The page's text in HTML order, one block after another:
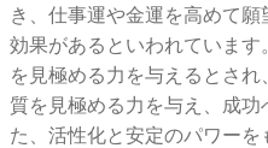
き、仕事運や金運を高めて
効果があるといわれていま
を見極める力を与えるとさ
質を見極める力を与え、成
た、活性化と安定のパワー